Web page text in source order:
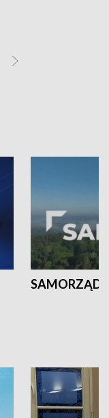
SAMORZĄD